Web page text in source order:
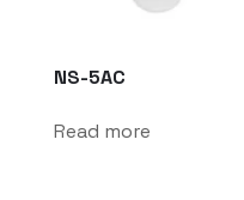
NS-5AC
Read more